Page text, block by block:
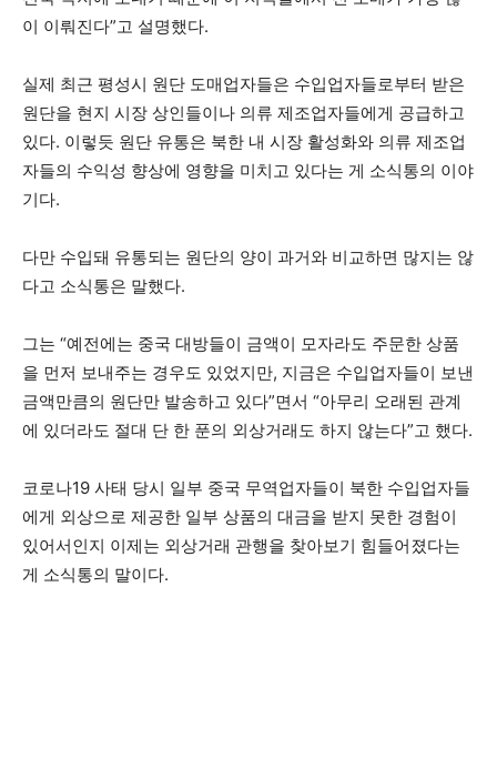
이 이뤄진다”고 설명했다.
실제 최근 평성시 원단 도매업자들은 수입업자들로부터 받은
원단을 현지 시장 상인들이나 의류 제조업자들에게 공급하고
있다. 이렇듯 원단 유통은 북한 내 시장 활성화와 의류 제조업
자들의 수익성 향상에 영향을 미치고 있다는 게 소식통의 이야
기다.
다만 수입돼 유통되는 원단의 양이 과거와 비교하면 많지는 않
다고 소식통은 말했다.
그는 “예전에는 중국 대방들이 금액이 모자라도 주문한 상품
을 먼저 보내주는 경우도 있었지만, 지금은 수입업자들이 보낸
금액만큼의 원단만 발송하고 있다”면서 “아무리 오래된 관계
에 있더라도 절대 단 한 푼의 외상거래도 하지 않는다”고 했다.
코로나19 사태 당시 일부 중국 무역업자들이 북한 수입업자들
에게 외상으로 제공한 일부 상품의 대금을 받지 못한 경험이
있어서인지 이제는 외상거래 관행을 찾아보기 힘들어졌다는
게 소식통의 말이다.